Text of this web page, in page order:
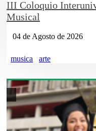
III Coloquio
Musical
04 de Agosto de 2026
musica arte